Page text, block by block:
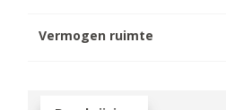
Vermogen ruimte